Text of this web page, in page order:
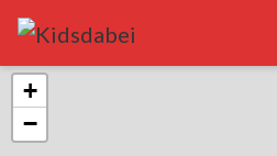
Kategorien
+
−